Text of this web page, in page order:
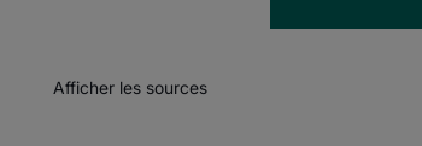
Afficher les sources